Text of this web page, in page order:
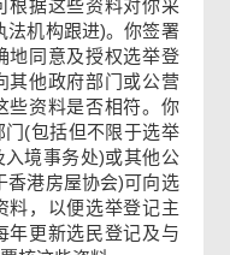
根据这些资料对你采
法机构跟进)。你签署
地同意及授权选举登
其他政府部门或公营
些资料是否相符。你
(包括但不限于选举
境事务处)或其他公
香港房屋协会)可向选
料，以便选举登记主
年更新选民登记及与